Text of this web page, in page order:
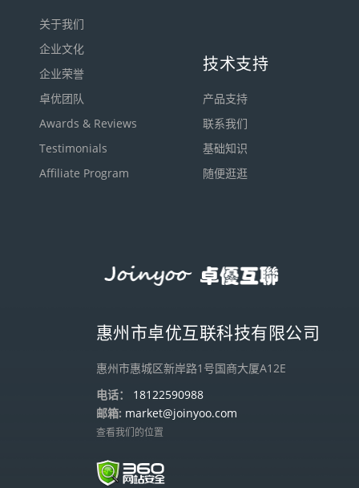
关于我们
企业文化
企业荣誉
卓优团队
Awards & Reviews
Testimonials
Affiliate Program
技术支持
产品支持
联系我们
基础知识
随便逛逛
惠州市卓优互联科技有限公司
惠州市惠城区新岸路1号国商大厦A12E
电话：
18122590988
邮箱: market@joinyoo.com
查看我们的位置